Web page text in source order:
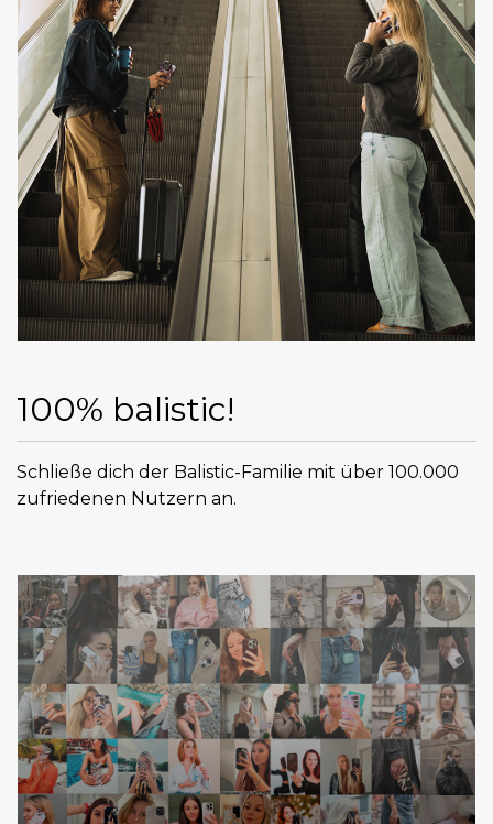
100% balistic!
Schließe dich der Balistic-Familie mit über 100.000
zufriedenen Nutzern an.